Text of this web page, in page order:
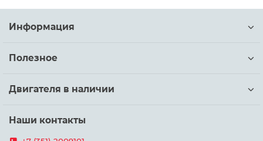
Информация
Полезное
Двигателя в наличии
Наши контакты